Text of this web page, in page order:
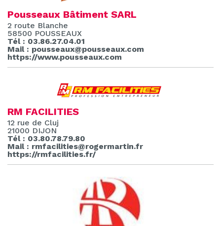
Pousseaux Bâtiment SARL
2 route Blanche
58500 POUSSEAUX
Tél : 03.86.27.04.01
Mail : pousseaux@pousseaux.com
https://www.pousseaux.com
RM FACILITIES
12 rue de Cluj
21000 DIJON
Tél : 03.80.78.79.80
Mail : rmfacilities@rogermartin.fr
https://rmfacilities.fr/